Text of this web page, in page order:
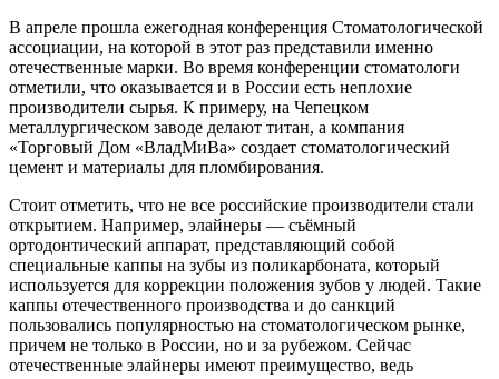
В апреле прошла ежегодная конференция Стоматологической
ассоциации, на которой в этот раз представили именно
отечественные марки. Во время конференции стоматологи
отметили, что оказывается и в России есть неплохие
производители сырья. К примеру, на Чепецком
металлургическом заводе делают титан, а компания
«Торговый Дом «ВладМиВа» создает стоматологический
цемент и материалы для пломбирования.
Стоит отметить, что не все российские производители стали
открытием. Например, элайнеры — съёмный
ортодонтический аппарат, представляющий собой
специальные каппы на зубы из поликарбоната, который
используется для коррекции положения зубов у людей. Такие
каппы отечественного производства и до санкций
пользовались популярностью на стоматологическом рынке,
причем не только в России, но и за рубежом. Сейчас
отечественные элайнеры имеют преимущество, ведь